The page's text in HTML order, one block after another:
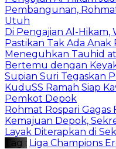
Pembangunan,
Utuh
Di Pengajian Al-Hikam,
Pastikan Tak Ada
Meneguhkan Tauhid
Bertemu dengan
Supian Suri Tegaskan
KuduSS Ramah Siap
Pemkot Depok
Rohmat Rospari
Kemajuan Depok,
Layak Diterapkan di
Tag : Liga Champions